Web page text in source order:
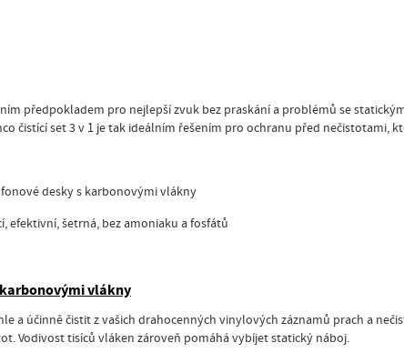
předpokladem pro nejlepší zvuk bez praskání a problémů se
čistící set 3 v 1 je tak ideálním řešením pro ochranu před nečistotami,
desky s karbonovými vlákny
efektivní, šetrná, bez amoniaku a fosfátů
vlákny
a účinně čistit z vašich drahocenných vinylových záznamů prach a
Vodivost tisíců vláken zároveň pomáhá vybíjet statický náboj.